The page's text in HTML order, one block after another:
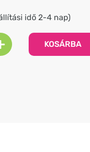
idő 2-4 nap)
KOSÁRBA